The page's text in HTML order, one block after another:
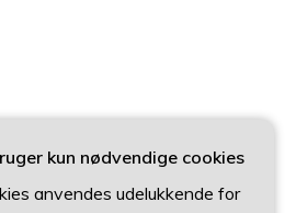
kun nødvendige cookies
anvendes udelukkende for